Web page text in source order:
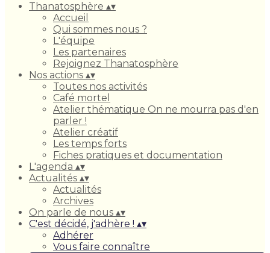
Thanatosphère ▴▾
Accueil
Qui sommes nous ?
L'équipe
Les partenaires
Rejoignez Thanatosphère
Nos actions ▴▾
Toutes nos activités
Café mortel
Atelier thématique On ne mourra pas d'en
parler !
Atelier créatif
Les temps forts
Fiches pratiques et documentation
L'agenda ▴▾
Actualités ▴▾
Actualités
Archives
On parle de nous ▴▾
C'est décidé, j'adhère ! ▴▾
Adhérer
Vous faire connaître